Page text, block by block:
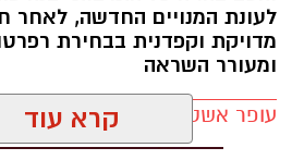
לעונת המנויים החדשה, לאחר
מדויקת וקפדנית בבחירת
ומעורר השראה
עופר אשטוקר / 11:19 02.07.26 קרא עוד